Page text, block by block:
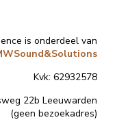
is onderdeel van
Kvk: 62932578
22b Leeuwarden
(geen bezoekadres)